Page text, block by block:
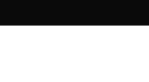
F X I